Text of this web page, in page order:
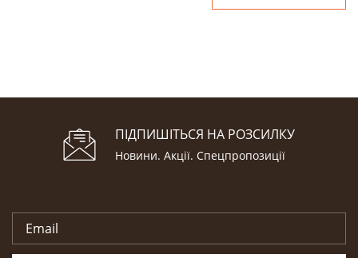
ПІДПИШІТЬСЯ НА РОЗСИЛКУ
Новини. Акції. Cпецпропозиції